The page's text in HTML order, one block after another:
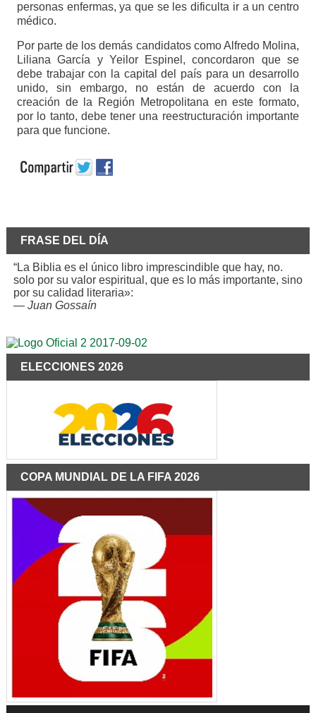
personas enfermas, ya que se les dificulta ir a un centro
médico.
Por parte de los demás candidatos como Alfredo Molina,
Liliana García y Yeilor Espinel, concordaron que se
debe trabajar con la capital del país para un desarrollo
unido, sin embargo, no están de acuerdo con la
creación de la Región Metropolitana en este formato,
por lo tanto, debe tener una reestructuración importante
para que funcione.
FRASE DEL DÍA
“La Biblia es el único libro imprescindible que hay, no.
solo por su valor espiritual, que es lo más importante, sino
por su calidad literaria»:
— Juan Gossaín
ELECCIONES 2026
COPA MUNDIAL DE LA FIFA 2026